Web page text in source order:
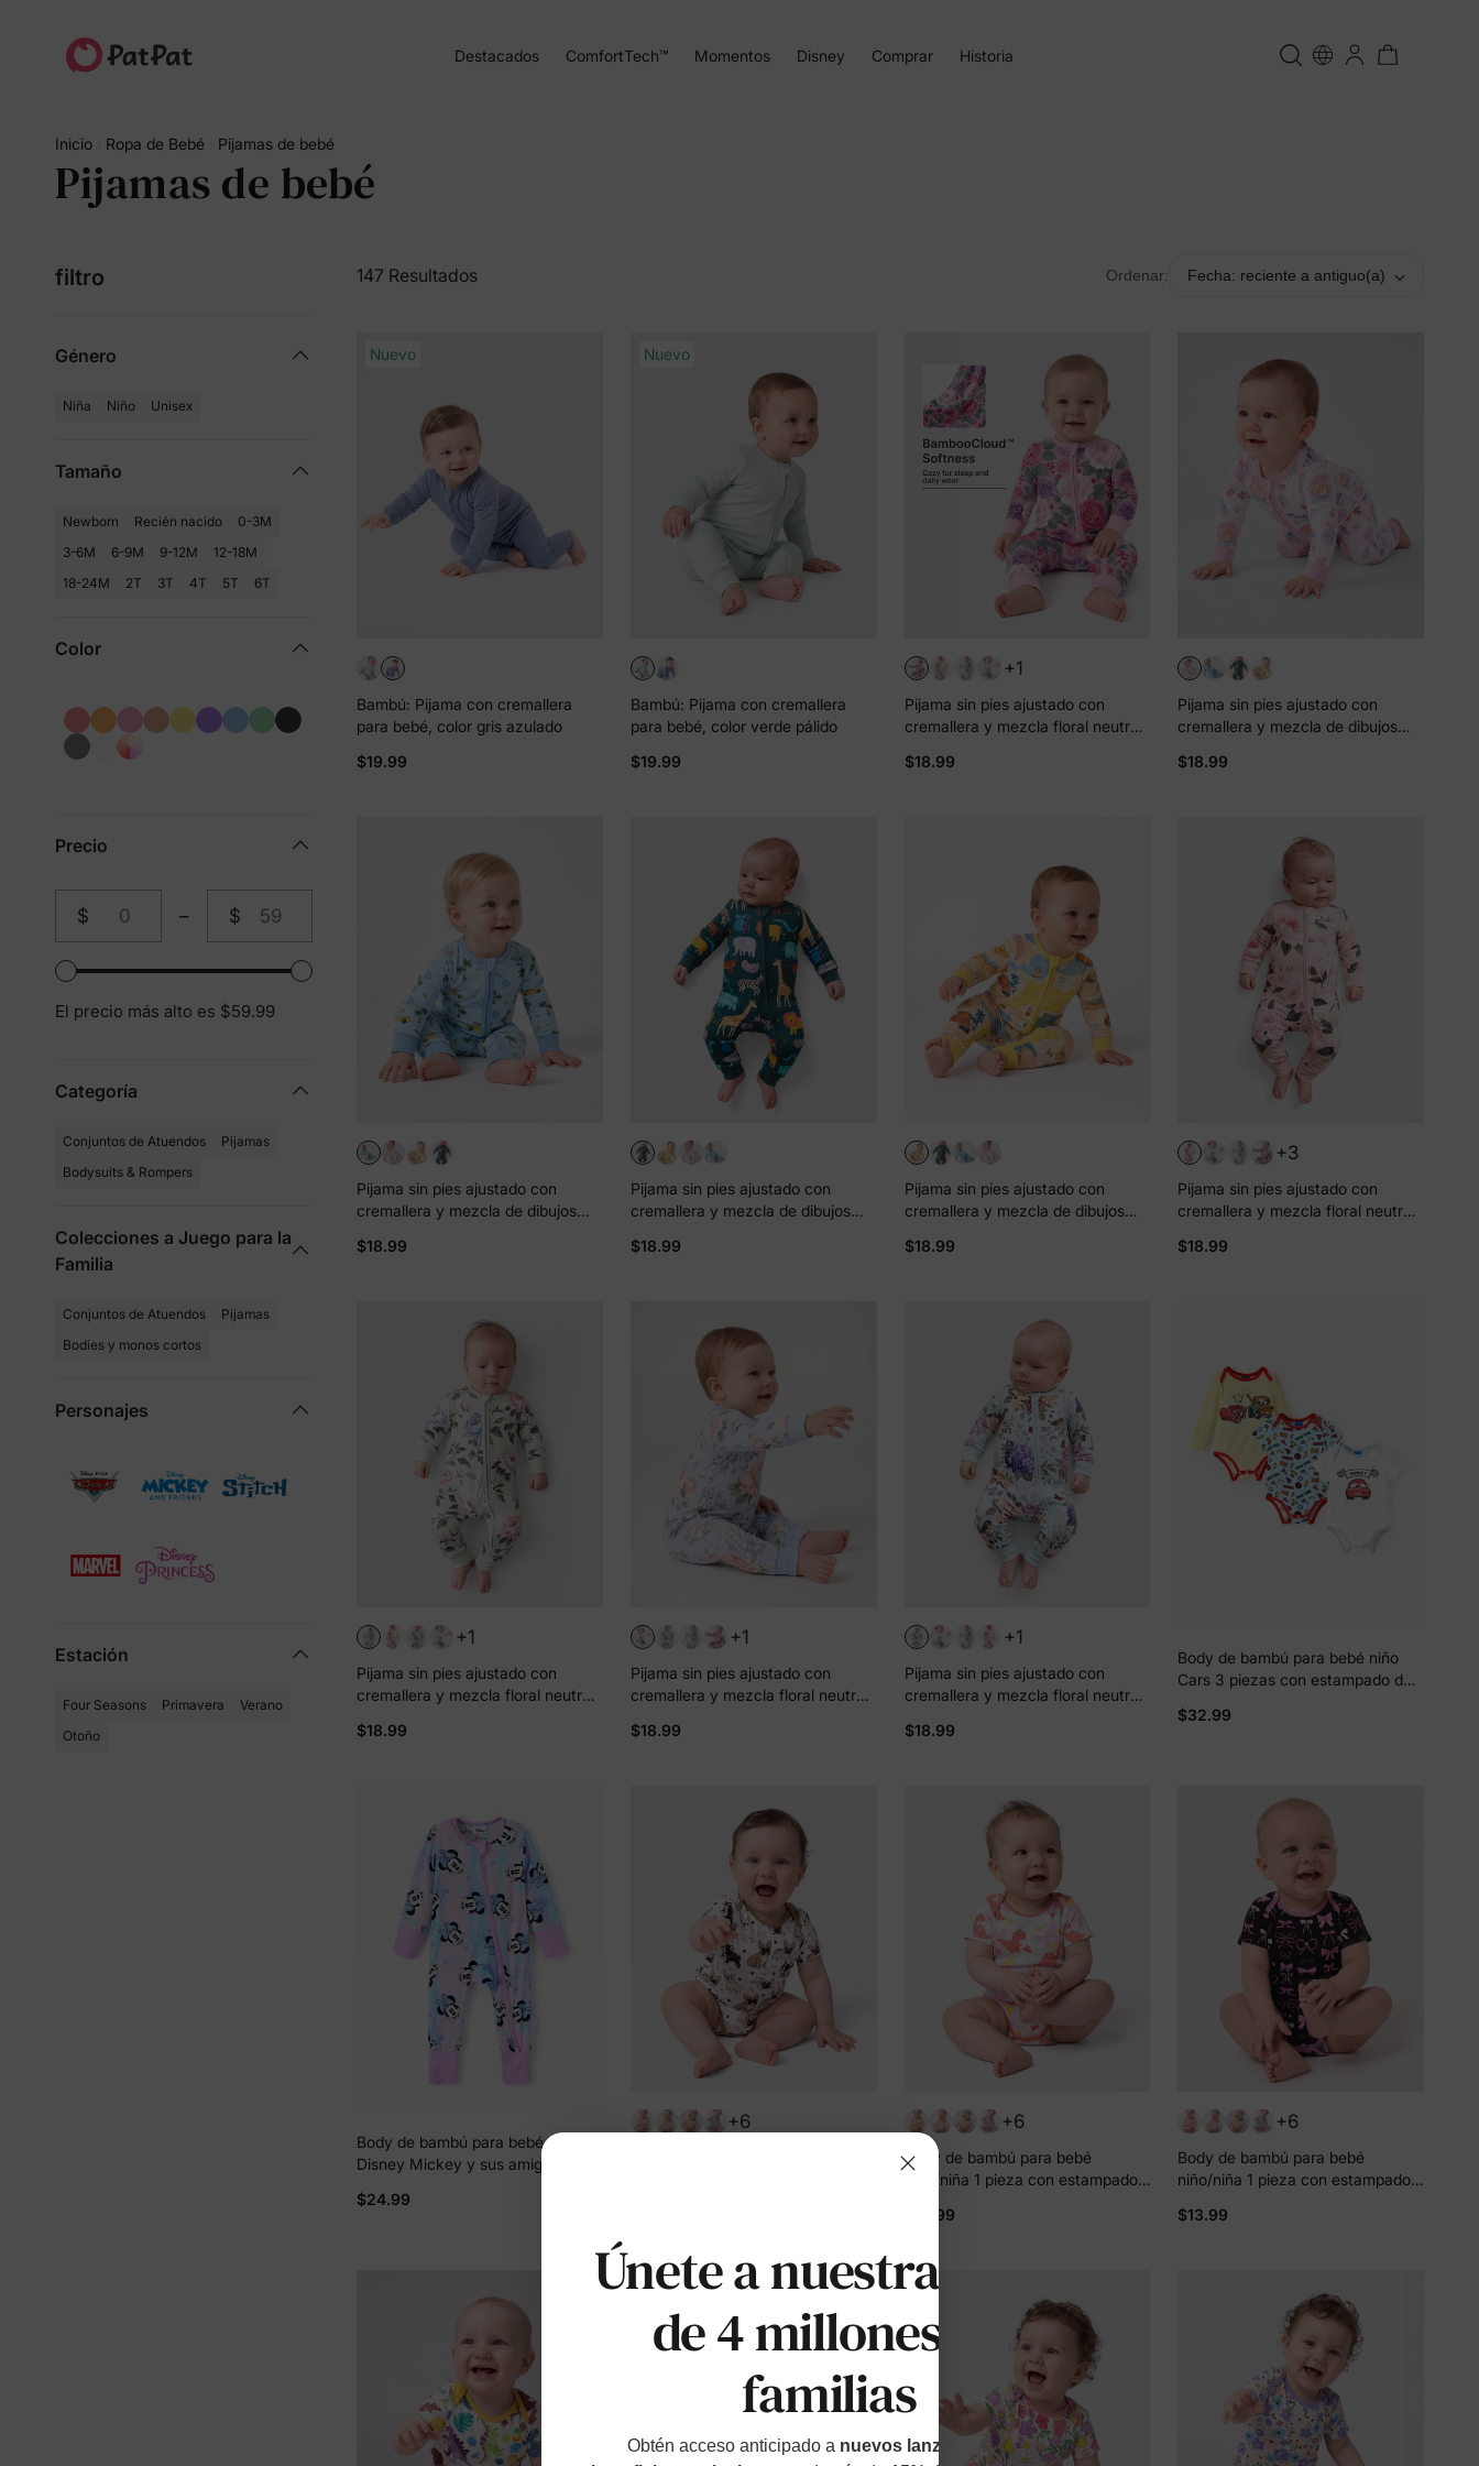
Destacados ComfortTech™ Momentos Disney Comprar Historia
Inicio Ropa de Bebé Pijamas de bebé
Pijamas de bebé
147 Resultados Ordenar: Fecha: reciente a antiguo(a)
filtro
Género
Niña Niño Unisex
Tamaño
Newborn Recién nacido
0-3M
3-6M
6-9M 9-12M
12-18M
18-24M
2T 3T 4T 5T 6T
Color
Precio
$
de
– $
a
El precio más alto es $59.99
Categoría
Conjuntos de Atuendos
Pijamas
Bodysuits & Rompers
Colecciones a Juego para la
Familia
Conjuntos de Atuendos
Pijamas
Bodies y monos cortos
Personajes
Estación
Four Seasons Primavera
Verano
Otoño
Nuevo
Bambú: Pijama con cremallera
para bebé, color gris azulado
$19.99
Nuevo
Bambú: Pijama con cremallera
para bebé, color verde pálido
$19.99
+1
Pijama sin pies ajustado con
cremallera y mezcla floral neutral
$18.99
Pijama sin pies ajustado con
cremallera y mezcla de dibujos
bebé Rosa púrpura
$18.99
Pijama sin pies ajustado con
cremallera y mezcla de dibujos
bebé Azul
$18.99
Pijama sin pies ajustado con
cremallera y mezcla de dibujos
bebé Verde oscuro
$18.99
Pijama sin pies ajustado con
cremallera y mezcla de dibujos
bebé Amarillo
$18.99
+3
Pijama sin pies ajustado con
cremallera y mezcla floral neutral
$18.99
+1
Pijama sin pies ajustado con
cremallera y mezcla floral neutral
$18.99
+1
Pijama sin pies ajustado con
cremallera y mezcla floral neutral
$18.99
+1
Pijama sin pies ajustado con
cremallera y mezcla floral neutral
$18.99
Body de bambú para bebé niño
Cars 3 piezas con estampado de
$32.99
Body de bambú para bebé niña
Disney Mickey y sus amigos
2 vías, antideslizante, manga
$24.99
+6 +6
Body de bambú para bebé
niño/niña 1 pieza con estampado
$13.99
+6
Body de bambú para bebé
niño/niña 1 pieza con estampado
$13.99
Únete a nuestras más
de 4 millones de
familias
Obtén acceso anticipado a nuevos lanzamientos y